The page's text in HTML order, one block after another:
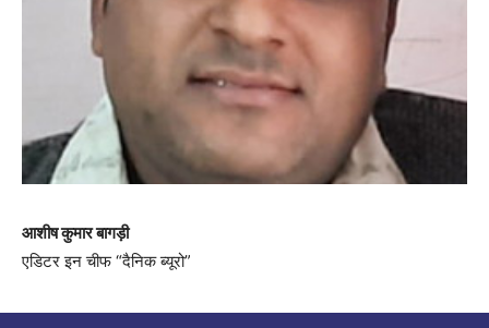
आशीष कुमार बागड़ी
एडिटर इन चीफ “दैनिक ब्यूरो”